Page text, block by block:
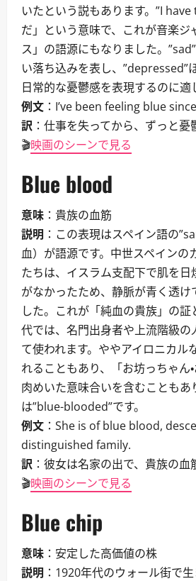
いたという説もあります。”I
だ」という意味で、これが音楽ジ
ス」の語源にもなりました。
い落ち込みを表し、”depressed”
日常的な憂鬱感を表現するのに適
例文 ：I’ve been feeling blue
訳 ：仕事を失ってから、ずっと憂
🎬映画のシーンで見る
Blue blood
意味 ：貴族の血筋
説明 ：この表現はスペイン語の
血）が語源です。中世スペインの
たちは、イスラム支配下で肌を
がなかったため、静脈が青く透け
した。これが「純血の貴族」の証
代では、名門出身者や上流階級の
て使われます。ややアイロニカル
れることもあり、「お坊っちゃん
肉めいた意味合いを含むこともあ
は”blue-blooded”です。
例文 ：She is of blue blood,
distinguished family.
訳 ：彼女は名家の出で、貴族の血
🎬映画のシーンで見る
Blue chip
意味 ：安定した高価値の株
説明 ：1920年代のウォール街で